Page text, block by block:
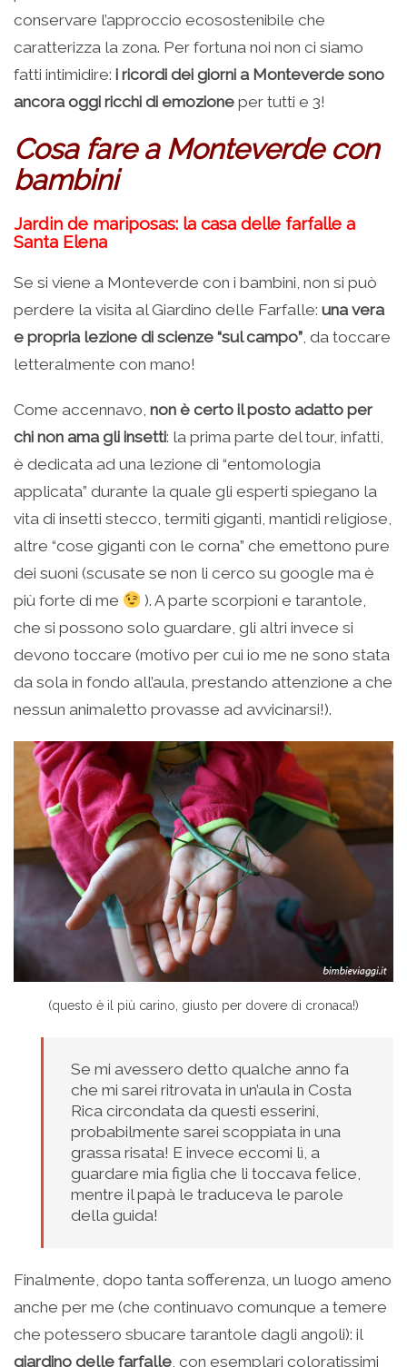
conservare l’approccio ecosostenibile che
caratterizza la zona. Per fortuna noi non ci siamo
fatti intimidire: i ricordi dei giorni a Monteverde sono
ancora oggi ricchi di emozione per tutti e 3!
Cosa fare a Monteverde con
bambini
Jardin de mariposas: la casa delle farfalle a
Santa Elena
Se si viene a Monteverde con i bambini, non si può
perdere la visita al Giardino delle Farfalle: una vera
e propria lezione di scienze “sul campo” , da toccare
letteralmente con mano!
Come accennavo, non è certo il posto adatto per
chi non ama gli insetti: la prima parte del tour, infatti,
è dedicata ad una lezione di “entomologia
applicata” durante la quale gli esperti spiegano la
vita di insetti stecco, termiti giganti, mantidi religiose,
altre “cose giganti con le corna” che emettono pure
dei suoni (scusate se non li cerco su google ma è
più forte di me
). A parte scorpioni e tarantole,
che si possono solo guardare, gli altri invece si
devono toccare (motivo per cui io me ne sono stata
da sola in fondo all’aula, prestando attenzione a che
nessun animaletto provasse ad avvicinarsi!).
(questo è il più carino, giusto per dovere di cronaca!)
Se mi avessero detto qualche anno fa
che mi sarei ritrovata in un’aula in Costa
Rica circondata da questi esserini,
probabilmente sarei scoppiata in una
grassa risata! E invece eccomi lì, a
guardare mia figlia che li toccava felice,
mentre il papà le traduceva le parole
della guida!
Finalmente, dopo tanta sofferenza, un luogo ameno
anche per me (che continuavo comunque a temere
che potessero sbucare tarantole dagli angoli): il
giardino delle farfalle , con esemplari coloratissimi